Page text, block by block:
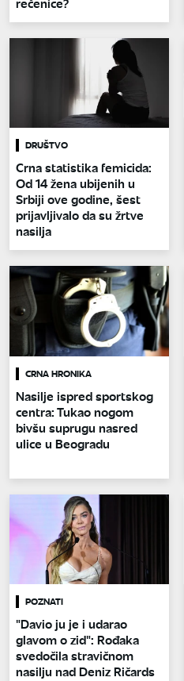
DRUŠTVO
Crna statistika femicida:
Od 14 žena ubijenih u
Srbiji ove godine, šest
prijavljivalo da su žrtve
nasilja
CRNA HRONIKA
Nasilje ispred sportskog
centra: Tukao nogom
bivšu suprugu nasred
ulice u Beogradu
POZNATI
"Davio ju je i udarao
glavom o zid": Rođaka
svedočila stravičnom
nasilju nad Deniz Ričards